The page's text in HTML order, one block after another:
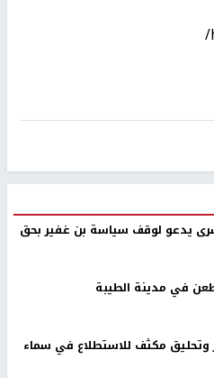
يدعو لوقف سياسة بن غفير بحق
وتحليق مكثف للاستطلاع في سماء